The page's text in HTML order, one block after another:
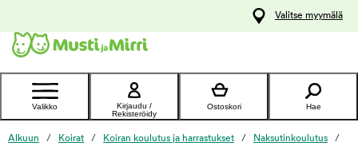
Ota yhteyttä
asiakaspalveluun
Valitse myymälä
Valikko
Kirjaudu /
Rekisteröidy
Ostoskori Hae
Alkuun Koirat Koiran koulutus ja harrastukset
Naksutinkoulutus